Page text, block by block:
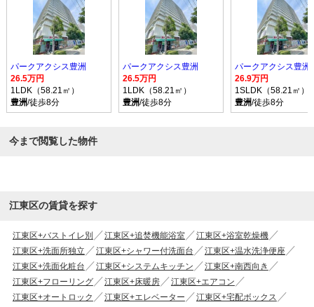
パークアクシス豊洲
26.5万円
1LDK（58.21㎡）
豊洲/徒歩8分
パークアクシス豊洲
26.5万円
1LDK（58.21㎡）
豊洲/徒歩8分
パークアクシス豊洲
26.9万円
1SLDK（58.21㎡）
豊洲/徒歩8分
今まで閲覧した物件
江東区の賃貸を探す
江東区+バストイレ別 江東区+追焚機能浴室
江東区+浴室乾燥機
江東区+洗面所独立
江東区+シャワー付洗面台
江東区+温水洗浄便座
江東区+洗面化粧台
江東区+システムキッチン
江東区+南西向き
江東区+フローリング
江東区+床暖房
江東区+エアコン
江東区+オートロック
江東区+エレベーター
江東区+宅配ボックス